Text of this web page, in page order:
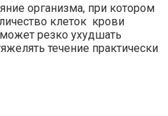
организма, при котором
клеток крови
резко ухудшать
течение практически